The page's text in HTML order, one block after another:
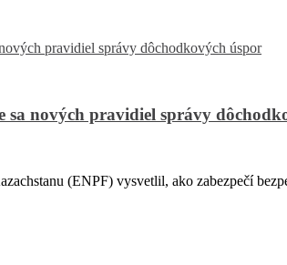
nových pravidiel správy
(ENPF) vysvetlil, ako zabezpečí